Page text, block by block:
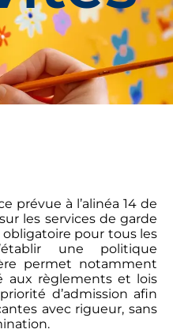
prévue à l’alinéa 14 de
les services de garde
obligatoire pour tous les
une politique
permet notamment
aux règlements et lois
d’admission afin
avec rigueur, sans